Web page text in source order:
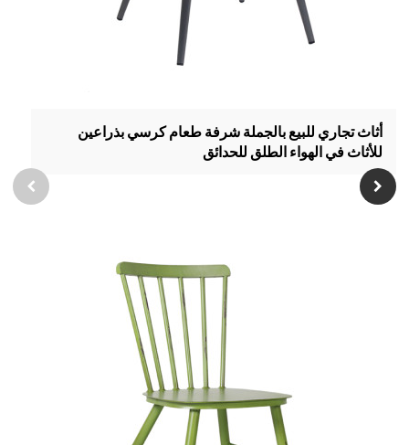
أثاث تجاري للبيع بالجملة شرفة طعام كرسي بذراعين
للأثاث في الهواء الطلق للحدائق